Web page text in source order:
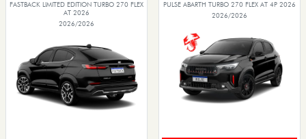
FASTBACK LIMITED EDITION TURBO 270 FLEX
AT 2026
2026/2026
PULSE ABARTH TURBO 270 FLEX AT 4P 2026
2026/2026